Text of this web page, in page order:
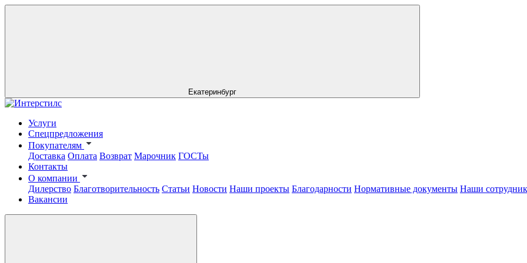
Екатеринбург
Услуги
Спецпредложения
Покупателям
Доставка Оплата Возврат Марочник ГОСТы
Контакты
О компании
Дилерство Благотворительность Статьи Новости Наши проекты Благодарности Нормативные документы Наши
Вакансии